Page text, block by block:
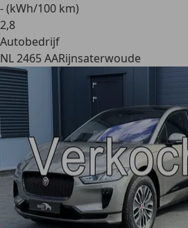
- (kWh/100 km)
2,8
Autobedrijf
NL 2465 AARijnsaterwoude